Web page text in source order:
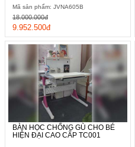
Chỉ cần một cái kéo nhẹ là các
đồ phía dưới chân bàn học
Hơn thế phần thanh sắt di
chắc chắn.
Mã sản phẩm: JVNA605B
9.952.500đ
18.000.000đ
BÀN HỌC CHỐNG GÙ CHO BÉ
HIỆN ĐẠI CAO CẤP TC001